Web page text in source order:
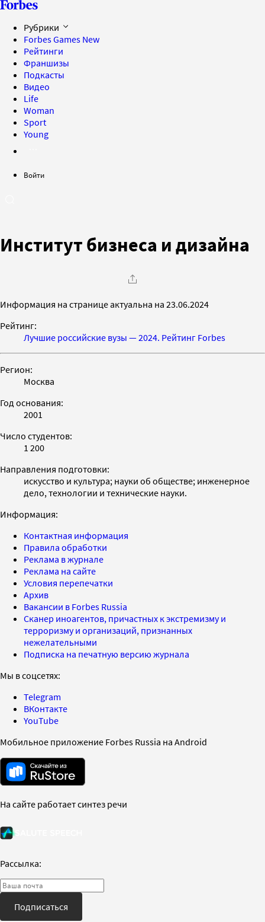
Рубрики
Forbes Games New
Рейтинги
Франшизы
Подкасты
Видео
Life
Woman
Sport
Young
Войти
Институт бизнеса и дизайна
Информация на странице актуальна на 23.06.2024
Рейтинг:
Лучшие российские вузы — 2024. Рейтинг Forbes
Регион:
Москва
Год основания:
2001
Число студентов:
1 200
Направления подготовки:
искусство и культура; науки об обществе; инженерное
дело, технологии и технические науки.
Информация:
Контактная информация
Правила обработки
Реклама в журнале
Реклама на сайте
Условия перепечатки
Архив
Вакансии в Forbes Russia
Сканер иноагентов, причастных к экстремизму и
терроризму и организаций, признанных
нежелательными
Подписка на печатную версию журнала
Мы в соцсетях:
Telegram
ВКонтакте
YouTube
Мобильное приложение Forbes Russia на Android
На сайте работает синтез речи
Рассылка:
Подписаться